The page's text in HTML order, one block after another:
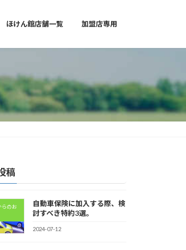
ほけん館店舗一覧 加盟店専用
稿
らのお
自動車保険に加入する際、検
討すべき特約3選。
2024-07-12